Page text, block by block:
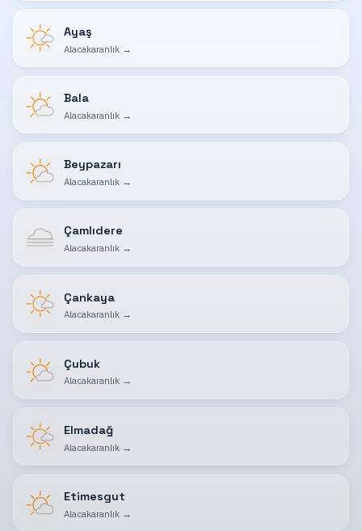
Ayaş
Alacakaranlık→
Bala
Alacakaranlık→
Beypazarı
Alacakaranlık→
Çamlıdere
Alacakaranlık→
Çankaya
Alacakaranlık→
Çubuk
Alacakaranlık→
Elmadağ
Alacakaranlık→
Etimesgut
Alacakaranlık→